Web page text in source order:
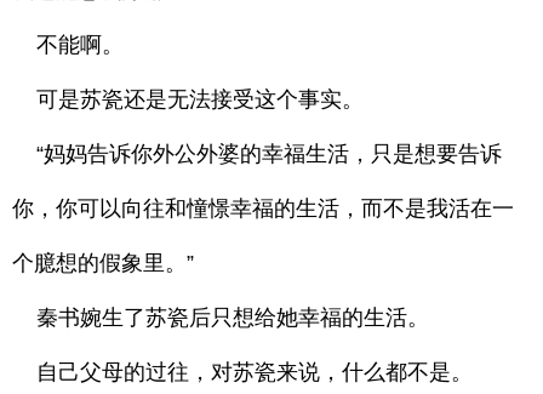
不能啊。
可是苏瓷还是无法接受这个事实。
“妈妈告诉你外公外婆的幸福生活，只是想要告诉
你，你可以向往和憧憬幸福的生活，而不是我活在一
个臆想的假象里。”
秦书婉生了苏瓷后只想给她幸福的生活。
自己父母的过往，对苏瓷来说，什么都不是。